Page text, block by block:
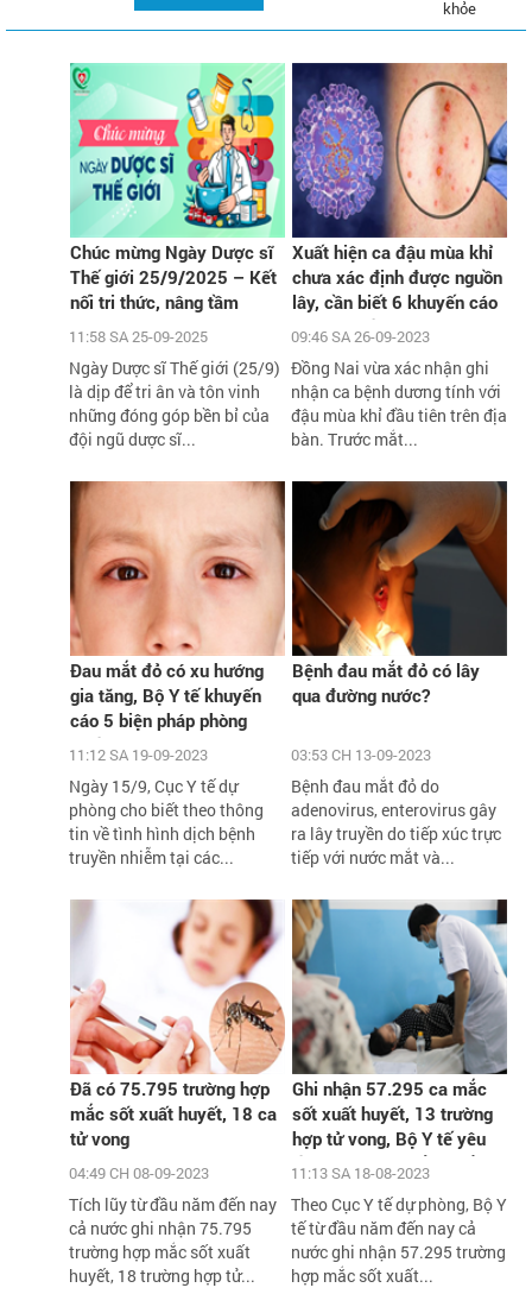
khỏe
Chúc mừng Ngày Dược sĩ
Thế giới 25/9/2025 – Kết
nối tri thức, nâng tầm
chăm sóc sức khỏe cộng
11:58 SA 25-09-2025
Ngày Dược sĩ Thế giới (25/9)
là dịp để tri ân và tôn vinh
những đóng góp bền bỉ của
đội ngũ dược sĩ...
Xuất hiện ca đậu mùa khỉ
chưa xác định được nguồn
lây, cần biết 6 khuyến cáo
phòng chống dịch của Bộ Y
09:46 SA 26-09-2023
Đồng Nai vừa xác nhận ghi
nhận ca bệnh dương tính với
đậu mùa khỉ đầu tiên trên địa
bàn. Trước mắt...
Đau mắt đỏ có xu hướng
gia tăng, Bộ Y tế khuyến
cáo 5 biện pháp phòng
chống
11:12 SA 19-09-2023
Ngày 15/9, Cục Y tế dự
phòng cho biết theo thông
tin về tình hình dịch bệnh
truyền nhiễm tại các...
Bệnh đau mắt đỏ có lây
qua đường nước?
03:53 CH 13-09-2023
Bệnh đau mắt đỏ do
adenovirus, enterovirus gây
ra lây truyền do tiếp xúc trực
tiếp với nước mắt và...
Đã có 75.795 trường hợp
mắc sốt xuất huyết, 18 ca
tử vong
04:49 CH 08-09-2023
Tích lũy từ đầu năm đến nay
cả nước ghi nhận 75.795
trường hợp mắc sốt xuất
huyết, 18 trường hợp tử...
Ghi nhận 57.295 ca mắc
sốt xuất huyết, 13 trường
hợp tử vong, Bộ Y tế yêu
cầu xử lý triệt để các ổ
11:13 SA 18-08-2023
Theo Cục Y tế dự phòng, Bộ Y
tế từ đầu năm đến nay cả
nước ghi nhận 57.295 trường
hợp mắc sốt xuất...